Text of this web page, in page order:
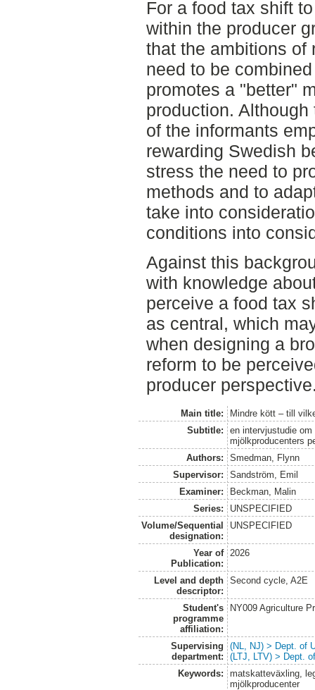
For a food tax shift
within the producer
that the ambitions of
need to be
promotes a "better"
production.
of the informants
rewarding Swedish
stress the need to
methods and to
take into
conditions into
Against this
with knowledge
perceive a food tax
as central, which
when designing a
reform to be
producer
Main title:
Mindre kött – till
Subtitle:
en intervjustudie
mjölkproducenters
Authors:
Smedman, Flynn
Supervisor:
Sandström, Emil
Examiner:
Beckman, Malin
Series:
UNSPECIFIED
Volume/Sequential
designation:
UNSPECIFIED
Year of
Publication:
2026
Level and depth
descriptor:
Second cycle, A2E
Student's
programme
affiliation:
NY009 Agriculture
Supervising
department:
(NL, NJ) > Dept. of
(LTJ, LTV) > Dept.
Keywords:
matskatteväxling,
mjölkproducenter